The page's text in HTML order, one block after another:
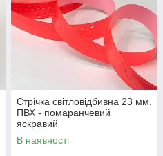
Стрічка світловідбивна 23 мм,
ПВХ - помаранчевий
яскравий
В наявності